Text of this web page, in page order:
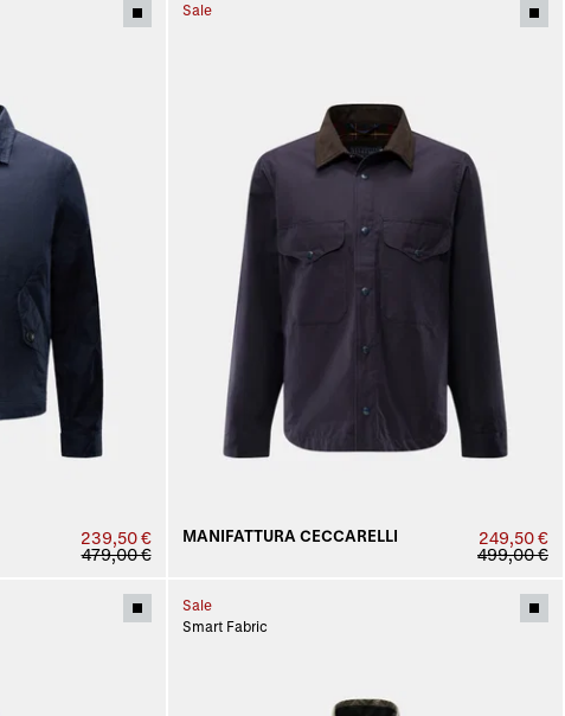
239,50 €
479,00 €
Sale
MANIFATTURA CECCARELLI
249,50 €
499,00 €
Sale
Smart Fabric